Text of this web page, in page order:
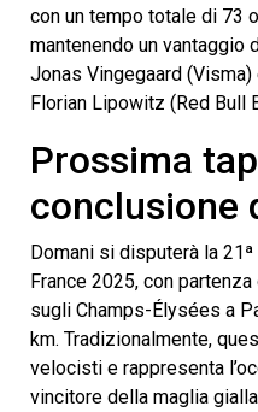
con un tempo totale di 73
mantenendo un vantaggio
Jonas Vingegaard
Florian Lipowitz (Red Bull
Prossima
conclusione
Domani si disputerà la
France 2025, con
sugli Champs-Élysées a
km. Tradizionalmente,
velocisti e rappresenta
vincitore della maglia